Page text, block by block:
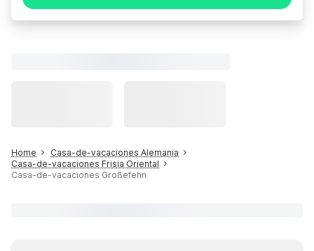
Home
Casa-de-vacaciones Alemania
Casa-de-vacaciones Frisia Oriental
Casa-de-vacaciones Großefehn